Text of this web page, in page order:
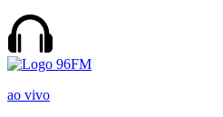
ao vivo